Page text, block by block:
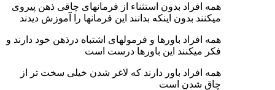
همه افراد بدون استثناء از فرمانهای چاقی ذهن پیروی
میکنند بدون اینکه بدانند این فرمانها را آموزش دیدند
همه افراد باورها و فرمولهای اشتباه درذهن خود دارند و
فکر میکنند این باورها درست است
همه افراد باور دارند که لاغر شدن خیلی سخت تر از
چاق شدن است